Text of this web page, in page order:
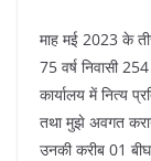
b
o
o
k
A
p
p
माह मई 2023 के
75 वर्ष निवासी
कार्यालय में नित्य
तथा मुझे अवगत
उनकी करीब 01